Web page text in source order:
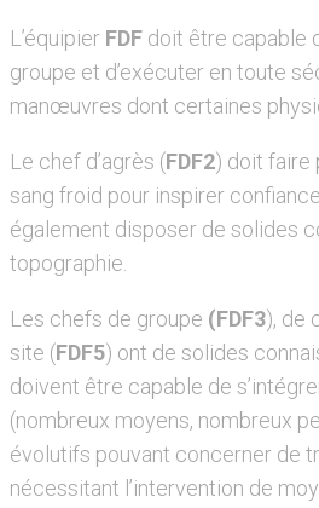
L’équipier FDFdoit être capable
groupe et d’exécuter en toute
manœuvres dont certaines
Le chef d’agrès (FDF2) doit faire
sang froid pour inspirer
également disposer de solides
topographie.
Les chefs de groupe (FDF3), de
site (FDF5) ont de solides
doivent être capable de
(nombreux moyens, nombreux
évolutifs pouvant concerner de
nécessitant l’intervention de